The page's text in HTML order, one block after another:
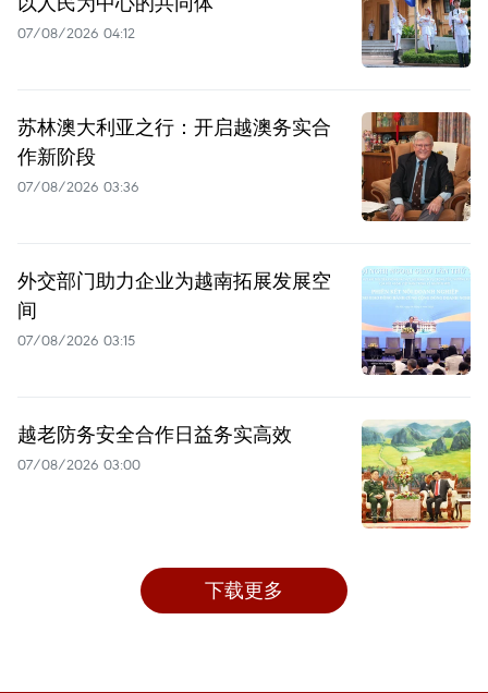
07/08/2026 04:12
苏林澳大利亚之行：开启越澳务实合
作新阶段
07/08/2026 03:36
外交部门助力企业为越南拓展发展空
间
07/08/2026 03:15
越老防务安全合作日益务实高效
07/08/2026 03:00
下载更多